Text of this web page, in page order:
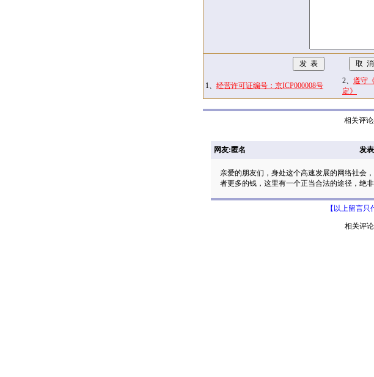
1、 经营许可证编号：京ICP000008号
2、 遵守
定》
相关评
网友:匿名 发
亲爱的朋友们，身处这个高速发展的网络社会
者更多的钱，这里有一个正当合法的途径，绝非
【以上留言
相关评